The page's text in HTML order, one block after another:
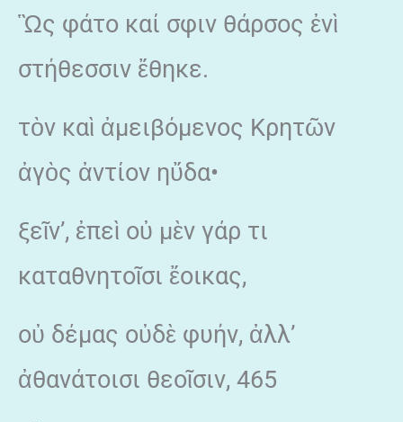
Ὣς φάτο καί σφιν θάρσος ἐνὶ
στήθεσσιν ἔθηκε.
τὸν καὶ ἀμειβόμενος Κρητῶν
ἀγὸς ἀντίον ηὔδα•
ξεῖν’, ἐπεὶ οὐ μὲν γάρ τι
καταθνητοῖσι ἔοικας,
οὐ δέμας οὐδὲ φυήν, ἀλλ’
ἀθανάτοισι θεοῖσιν, 465